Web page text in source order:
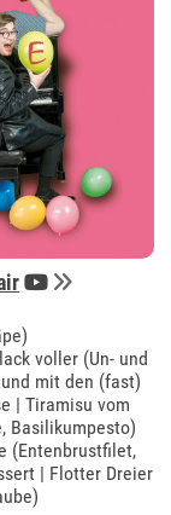
voller (Un- und
mit den (fast)
| Tiramisu vom
Basilikumpesto)
(Entenbrustfilet,
| Flotter Dreier